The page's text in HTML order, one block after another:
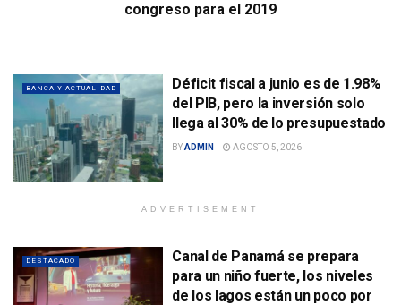
congreso para el 2019
BANCA Y ACTUALIDAD
Déficit fiscal a junio es de 1.98%
del PIB, pero la inversión solo
llega al 30% de lo presupuestado
BYADMIN AGOSTO 5, 2026
ADVERTISEMENT
DESTACADO
Canal de Panamá se prepara
para un niño fuerte, los niveles
de los lagos están un poco por